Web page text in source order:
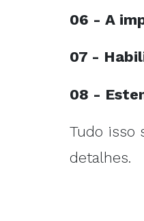
06 - A
07 -
08 -
Tudo isso
detalhes.